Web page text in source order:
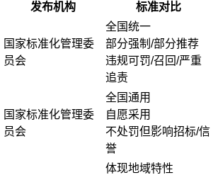
发布机构 标准对比
国家标准化管理委
员会
全国统一
部分强制/部分推荐
违规可罚/召回/严重
追责
国家标准化管理委
员会
全国通用
自愿采用
不处罚但影响招标/信
誉
体现地域特性